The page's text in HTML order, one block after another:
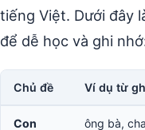
tiếng Việt. Dưới đây
để dễ học và ghi
Chủ đề Ví dụ từ
Con ông bà,